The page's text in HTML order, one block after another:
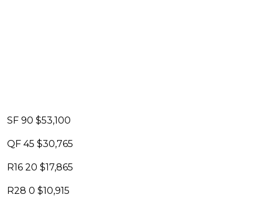
SF 90 $53,100
QF 45 $30,765
R16 20 $17,865
R28 0 $10,915